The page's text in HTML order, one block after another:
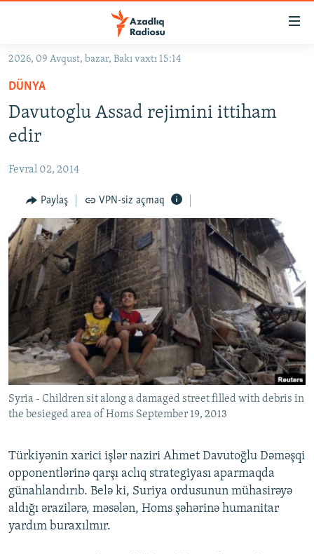
Əsas
qayıt
Əsas
naviqasiyaya
qayıt
Axtarışa
KORRUPSIOMETR
FƏRQƏ BAX
QANUNI DOĞRU
ARAŞDIRMA
MULTIMEDIA
VIDEO
FOTOQALEREYA
İNFOQRAFIKA
KARIKATURA
RADIO ARXIV
OXU ZALI
AZƏRBAYCAN ƏDƏBIYYATI KITABXANASI
İSLAM VƏ DEMOKRATIYA
İZ - MƏDƏNIYYƏT PROQRAMI
HAQQIMIZDA
MISSIYAMIZ
PEŞƏ ETIKASI VƏ JURNALISTIKA STANDARTLARIMIZ
MATERIALLARIMIZDAN ISTIFADƏ
AZADLIQRADIOSU MOBIL TELEFONUNUZDA
XƏBƏR BÜLLETENLƏRIMIZ
BIZI IZLƏ
RFE/RL-in bütün saytları
2026, 09 Avqust, bazar, Bakı vaxtı 15:14
DÜNYA
Davutoglu Assad rejimini ittiham
edir
Fevral 02, 2014
Paylaş VPN-siz açmaq
Syria - Children sit along a damaged street filled with debris in
the besieged area of Homs September 19, 2013
Türkiyənin xarici işlər naziri Ahmet Davutoğlu Dəməşqi
opponentlərinə qarşı aclıq strategiyası aparmaqda
günahlandırıb. Belə ki, Suriya ordusunun mühasirəyə
aldığı ərazilərə, məsələn, Homs şəhərinə humanitar
yardım buraxılmır.